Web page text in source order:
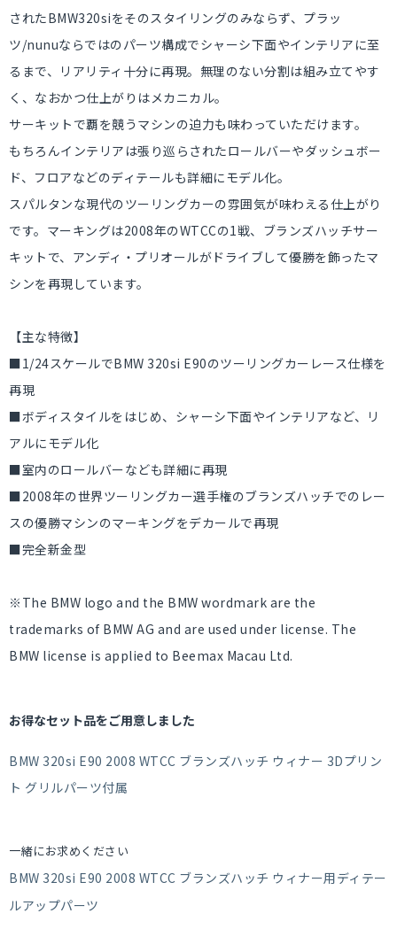
されたBMW320siをそのスタイリングのみならず、プラッ
ツ/nunuならではのパーツ構成でシャーシ下面やインテリアに至
るまで、リアリティ十分に再現。無理のない分割は組み立てやす
く、なおかつ仕上がりはメカニカル。
サーキットで覇を競うマシンの迫力も味わっていただけます。
もちろんインテリアは張り巡らされたロールバーやダッシュボー
ド、フロアなどのディテールも詳細にモデル化。
スパルタンな現代のツーリングカーの雰囲気が味わえる仕上がり
です。マーキングは2008年のWTCCの1戦、ブランズハッチサー
キットで、アンディ・プリオールがドライブして優勝を飾ったマ
シンを再現しています。
【主な特徴】
■1/24スケールでBMW 320si E90のツーリングカーレース仕様を
再現
■ボディスタイルをはじめ、シャーシ下面やインテリアなど、リ
アルにモデル化
■室内のロールバーなども詳細に再現
■2008年の世界ツーリングカー選手権のブランズハッチでのレー
スの優勝マシンのマーキングをデカールで再現
■完全新金型
※The BMW logo and the BMW wordmark are the
trademarks of BMW AG and are used under license. The
BMW license is applied to Beemax Macau Ltd.
お得なセット品をご用意しました
BMW 320si E90 2008 WTCC ブランズハッチ ウィナー 3Dプリン
ト グリルパーツ付属
一緒にお求めください
BMW 320si E90 2008 WTCC ブランズハッチ ウィナー用ディテー
ルアップパーツ